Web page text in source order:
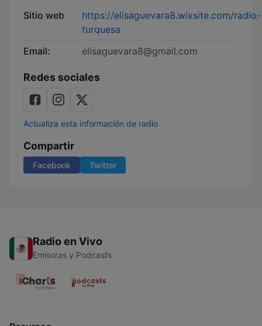
Sitio web
https://elisaguevara8.wixsite.com/radio-
turquesa
Email:
elisaguevara8@gmail.com
Redes sociales
Actualiza esta información de radio
Compartir
Facebook Twitter
Radio en Vivo
Emisoras y Podcasts